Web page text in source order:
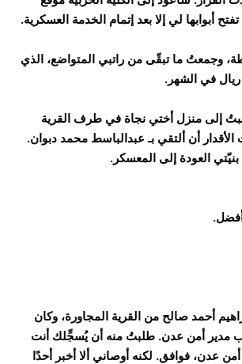
أبوابها لي إلا بعد إتمام الخدمة العسكرية.
وجمعتُ ما تبقّى من راتبي المتواضع، الذي
ريال في الشهر.
إلى منزل أختي نجاة في طرف القرية
أن ألتقي بـ عبدالباسط محمد دبوان.
العودة إلى المعسكر.
أحمد صالح من القرية المجاورة، وكان
مدير أمن عدن. طلبتُ منه أن يُسجِّلك أنت
عدن، فوافق. لكنه أوصاني ألا أخبر أحدًا